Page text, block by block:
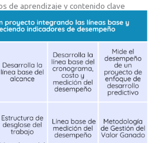
de aprendizaje y contenido clave